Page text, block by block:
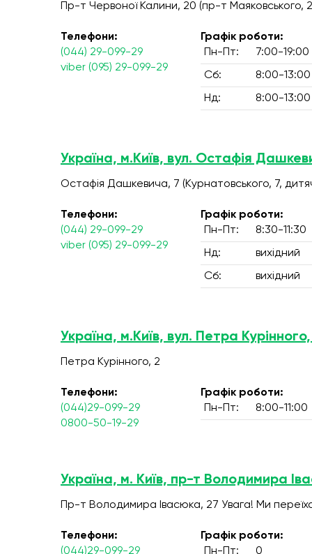
Пр-т Червоної Калини, 20 (пр-т Маяковського,
Телефони:
(044) 29-099-29
viber (095) 29-099-29
Графік роботи:
Пн-Пт:
7:00-19:00
Сб: 8:00-13:00
Нд: 8:00-13:00
Україна, м.Київ, вул. Остафія
Остафія Дашкевича, 7 (Курнатовського, 7,
Телефони:
(044) 29-099-29
viber (095) 29-099-29
Графік роботи:
Пн-Пт:
8:30-11:30
Нд: вихідний
Сб: вихідний
Україна, м.Київ, вул. Петра
Петра Курінного, 2
Телефони:
(044)29-099-29
0800-50-19-29
Графік роботи:
Пн-Пт:
8:00-11:00
Україна, м. Київ, пр-т Володимира
Пр-т Володимира Івасюка, 27 Увага! Ми
Телефони:
(044)29-099-29
Графік роботи:
Пн-Пт:
0